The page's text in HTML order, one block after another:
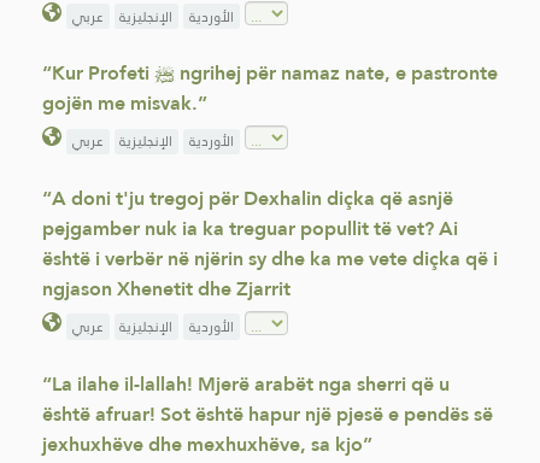
عربي الإنجليزية الأوردية
“Kur Profeti ﷺ ngrihej për namaz nate, e pastronte
gojën me misvak.”
عربي الإنجليزية الأوردية
“A doni t'ju tregoj për Dexhalin diçka që asnjë
pejgamber nuk ia ka treguar popullit të vet? Ai
është i verbër në njërin sy dhe ka me vete diçka që i
ngjason Xhenetit dhe Zjarrit
عربي الإنجليزية الأوردية
“La ilahe il-lallah! Mjerë arabët nga sherri që u
është afruar! Sot është hapur një pjesë e pendës së
jexhuxhëve dhe mexhuxhëve, sa kjo”